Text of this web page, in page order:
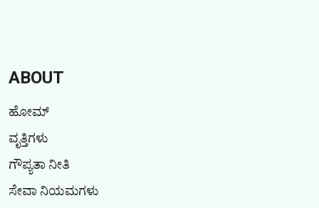
ABOUT
ಹೋಮ್
ವೃತ್ತಿಗಳು
ಗೌಪ್ಯತಾ ನೀತಿ
ಸೇವಾ ನಿಯಮಗಳು